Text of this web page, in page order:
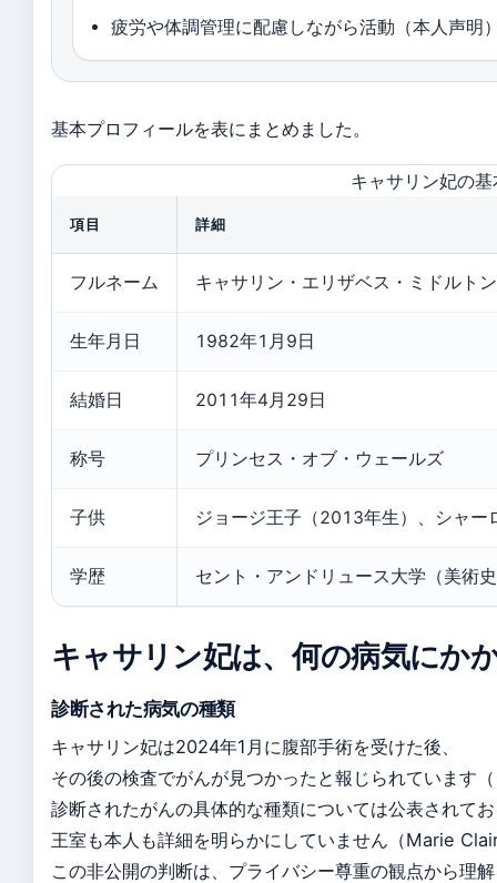
疲労や体調管理に配慮しながら活動（本人声明
基本プロフィールを表にまとめました。
キャサリン妃の
項目 詳細
フルネーム キャサリン・エリザベス・ミドルトン
生年月日 1982年1月9日
結婚日 2011年4月29日
称号 プリンセス・オブ・ウェールズ
子供 ジョージ王子（2013年生）、シャ
学歴 セント・アンドリュース大学（美術
キャサリン妃は、何の病気にか
診断された病気の種類
キャサリン妃は2024年1月に腹部手術を受けた後、
その後の検査でがんが見つかったと報じられています
診断されたがんの具体的な種類については公表されて
王室も本人も詳細を明らかにしていません（Marie
この非公開の判断は、プライバシー尊重の観点から理